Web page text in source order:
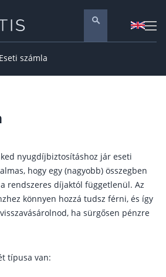
nyugdíjpénztár
előtakarékossági számla (NYESZ)
tanácsadás 🪙
Nyugdíj megtakarítás – Így válassz
kisokos – A magyar nyugdíjrendszer
Eseti számla
nyugdíjbiztosításhoz jár eseti
hogy egy (nagyobb) összegben
rendszeres díjaktól függetlenül. Az
könnyen hozzá tudsz férni, és így
ha sürgősen pénzre
típusa van: